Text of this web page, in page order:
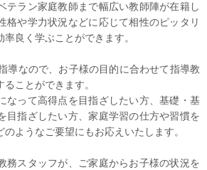
テラン家庭教師まで幅広い教師陣が在籍し
格や学力状況などに応じて相性のピッタリ
良く学ぶことができます。
導なので、お子様の目的に合わせて指導教
ことができます。
なって高得点を目指ざしたい方、基礎・基
目指ざしたい方、家庭学習の仕方や習慣を
ようなご要望にもお応えいたします。
務スタッフが、ご家庭からお子様の状況を